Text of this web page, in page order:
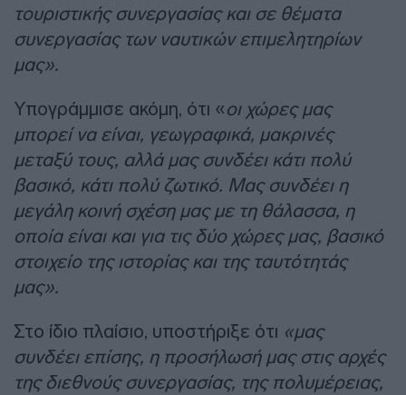
τουριστικής συνεργασίας και σε θέματα
συνεργασίας των ναυτικών επιμελητηρίων
μας».
Υπογράμμισε ακόμη, ότι «οι χώρες μας
μπορεί να είναι, γεωγραφικά, μακρινές
μεταξύ τους, αλλά μας συνδέει κάτι πολύ
βασικό, κάτι πολύ ζωτικό. Μας συνδέει η
μεγάλη κοινή σχέση μας με τη θάλασσα, η
οποία είναι και για τις δύο χώρες μας, βασικό
στοιχείο της ιστορίας και της ταυτότητάς
μας».
Στο ίδιο πλαίσιο, υποστήριξε ότι «μας
συνδέει επίσης, η προσήλωσή μας στις αρχές
της διεθνούς συνεργασίας, της πολυμέρειας,